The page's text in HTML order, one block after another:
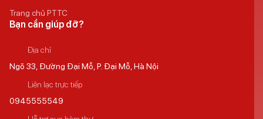
Trang chủ PTTC
Bạn cần giúp đỡ?
Địa chỉ
Ngõ 33, Đường Đại Mỗ, P. Đại Mỗ, Hà Nội
Liên lạc trực tiếp
0945555549